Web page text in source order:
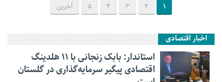
1
2
3
4
5 آخرین
اخبار اقتصادی
استاندار: بابک زنجانی با ۱۱ هلدینگ
اقتصادی پیگیر سرمایه‌گذاری در گلستان